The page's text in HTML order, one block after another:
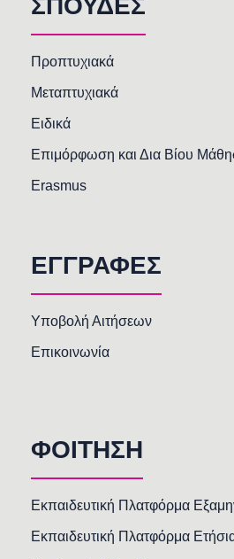
ΣΠΟΥΔΕΣ
Προπτυχιακά
Μεταπτυχιακά
Ειδικά
Επιμόρφωση και Δια Βίου
Erasmus
ΕΓΓΡΑΦΕΣ
Υποβολή Αιτήσεων
Επικοινωνία
ΦΟΙΤΗΣΗ
Εκπαιδευτική Πλατφόρμα
Εκπαιδευτική Πλατφόρμα